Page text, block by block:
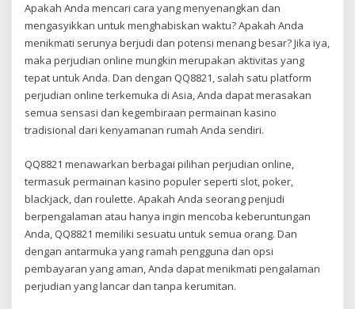
Apakah Anda mencari cara yang menyenangkan dan
mengasyikkan untuk menghabiskan waktu? Apakah Anda
menikmati serunya berjudi dan potensi menang besar? Jika iya,
maka perjudian online mungkin merupakan aktivitas yang
tepat untuk Anda. Dan dengan QQ8821, salah satu platform
perjudian online terkemuka di Asia, Anda dapat merasakan
semua sensasi dan kegembiraan permainan kasino
tradisional dari kenyamanan rumah Anda sendiri.
QQ8821 menawarkan berbagai pilihan perjudian online,
termasuk permainan kasino populer seperti slot, poker,
blackjack, dan roulette. Apakah Anda seorang penjudi
berpengalaman atau hanya ingin mencoba keberuntungan
Anda, QQ8821 memiliki sesuatu untuk semua orang. Dan
dengan antarmuka yang ramah pengguna dan opsi
pembayaran yang aman, Anda dapat menikmati pengalaman
perjudian yang lancar dan tanpa kerumitan.